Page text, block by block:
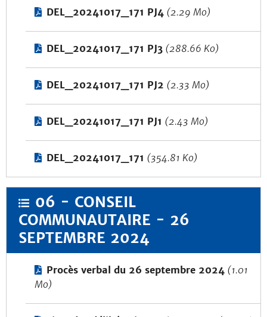
DEL_20241017_171 PJ4 (2.29 Mo)
DEL_20241017_171 PJ3 (288.66 Ko)
DEL_20241017_171 PJ2 (2.33 Mo)
DEL_20241017_171 PJ1 (2.43 Mo)
DEL_20241017_171 (354.81 Ko)
06 - CONSEIL
COMMUNAUTAIRE - 26
SEPTEMBRE 2024
Procès verbal du 26 septembre 2024 (1.01
Mo)